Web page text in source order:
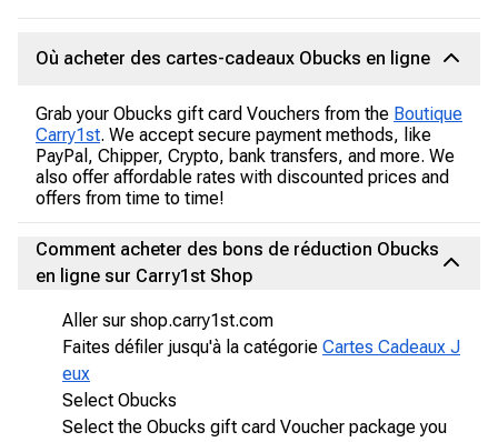
Où acheter des cartes-cadeaux Obucks en ligne
Grab your Obucks gift card Vouchers from the Boutique
Carry1st. We accept secure payment methods, like
PayPal, Chipper, Crypto, bank transfers, and more. We
also offer affordable rates with discounted prices and
offers from time to time!
Comment acheter des bons de réduction Obucks
en ligne sur Carry1st Shop
Aller sur shop.carry1st.com
Faites défiler jusqu'à la catégorie Cartes Cadeaux J
eux
Select Obucks
Select the Obucks gift card Voucher package you